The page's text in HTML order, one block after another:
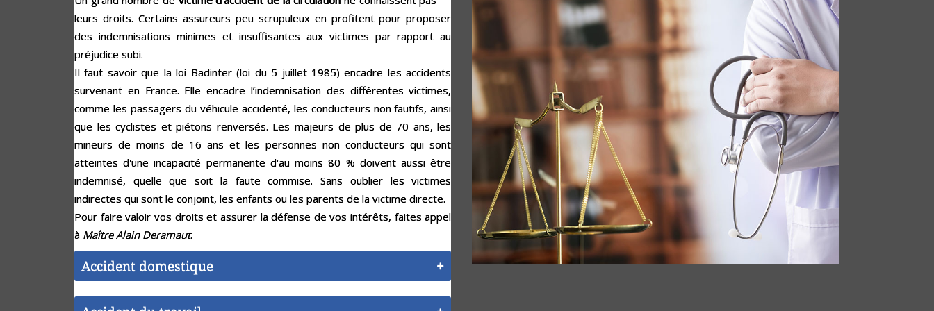
leurs droits. Certains assureurs peu scrupuleux en profitent pour proposer
des indemnisations minimes et insuffisantes aux victimes par rapport au
préjudice subi.
Il faut savoir que la loi Badinter (loi du 5 juillet 1985) encadre les accidents
survenant en France. Elle encadre l’indemnisation des différentes victimes,
comme les passagers du véhicule accidenté, les conducteurs non fautifs, ainsi
que les cyclistes et piétons renversés. Les majeurs de plus de 70 ans, les
mineurs de moins de 16 ans et les personnes non conducteurs qui sont
atteintes d'une incapacité permanente d'au moins 80 % doivent aussi être
indemnisé, quelle que soit la faute commise. Sans oublier les victimes
indirectes qui sont le conjoint, les enfants ou les parents de la victime directe.
Pour faire valoir vos droits et assurer la défense de vos intérêts, faites appel
à Maître Alain Deramaut.
Accident domestique